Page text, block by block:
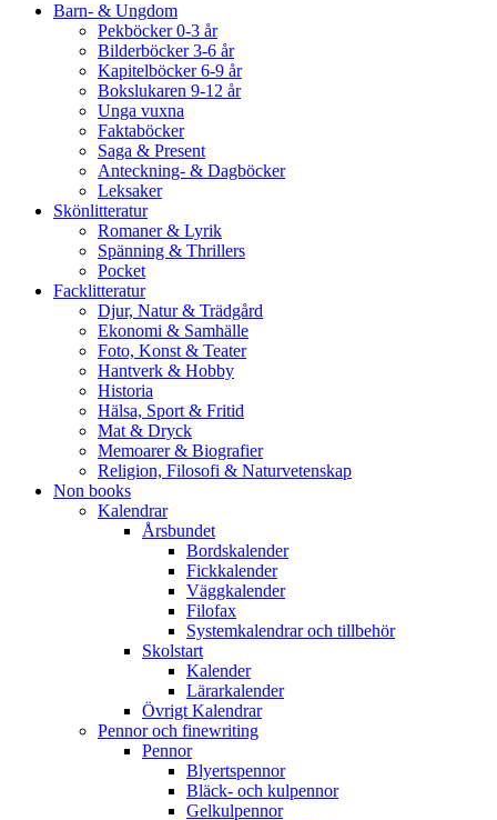
Barn- & Ungdom
Pekböcker 0-3 år
Bilderböcker 3-6 år
Kapitelböcker 6-9 år
Bokslukaren 9-12 år
Unga vuxna
Faktaböcker
Saga & Present
Anteckning- & Dagböcker
Leksaker
Skönlitteratur
Romaner & Lyrik
Spänning & Thrillers
Pocket
Facklitteratur
Djur, Natur & Trädgård
Ekonomi & Samhälle
Foto, Konst & Teater
Hantverk & Hobby
Historia
Hälsa, Sport & Fritid
Mat & Dryck
Memoarer & Biografier
Religion, Filosofi & Naturvetenskap
Non books
Kalendrar
Årsbundet
Bordskalender
Fickkalender
Väggkalender
Filofax
Systemkalendrar och tillbehör
Skolstart
Kalender
Lärarkalender
Övrigt Kalendrar
Pennor och finewriting
Pennor
Blyertspennor
Bläck- och kulpennor
Gelkulpennor